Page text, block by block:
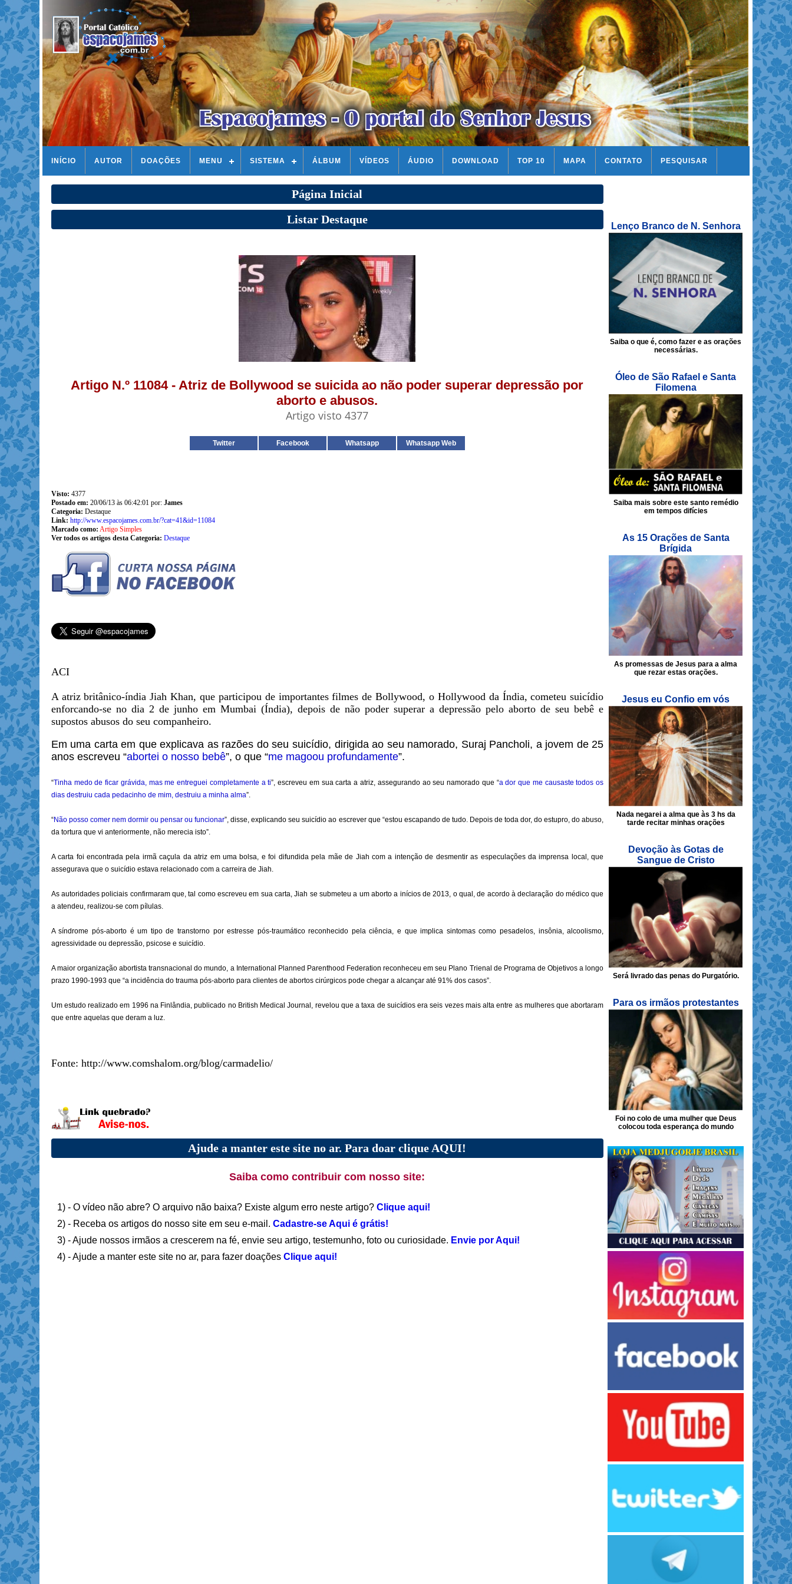
INÍCIO AUTOR DOAÇÕES MENU SISTEMA ÁLBUM VÍDEOS ÁUDIO DOWNLOAD TOP 10 MAPA CONTATO PESQUISAR
Página Inicial
Listar Destaque
Artigo N.º 11084 - Atriz de Bollywood se suicida ao não poder superar depressão por
aborto e abusos.
Artigo visto 4377
Twitter Facebook Whatsapp Whatsapp Web
Visto: 4377
Postado em: 20/06/13 às 06:42:01 por: James
Categoria: Destaque
Link: http://www.espacojames.com.br/?cat=41&id=11084
Marcado como: Artigo Simples
Ver todos os artigos desta Categoria: Destaque
ACI
A atriz britânico-índia Jiah Khan, que participou de importantes filmes de Bollywood, o Hollywood da Índia, cometeu suicídio
enforcando-se no dia 2 de junho em Mumbai (Índia), depois de não poder superar a depressão pelo aborto de seu bebê e
supostos abusos do seu companheiro.
Em uma carta em que explicava as razões do seu suicídio, dirigida ao seu namorado, Suraj Pancholi, a jovem de 25
anos escreveu “abortei o nosso bebê”, o que “me magoou profundamente”.
“Tinha medo de ficar grávida, mas me entreguei completamente a ti”, escreveu em sua carta a atriz, assegurando ao seu namorado que “a dor que me causaste todos os
dias destruiu cada pedacinho de mim, destruiu a minha alma”.
“Não posso comer nem dormir ou pensar ou funcionar”, disse, explicando seu suicídio ao escrever que “estou escapando de tudo. Depois de toda dor, do estupro, do abuso,
da tortura que vi anteriormente, não merecia isto”.
A carta foi encontrada pela irmã caçula da atriz em uma bolsa, e foi difundida pela mãe de Jiah com a intenção de desmentir as especulações da imprensa local, que
assegurava que o suicídio estava relacionado com a carreira de Jiah.
As autoridades policiais confirmaram que, tal como escreveu em sua carta, Jiah se submeteu a um aborto a inícios de 2013, o qual, de acordo à declaração do médico que
a atendeu, realizou-se com pílulas.
A síndrome pós-aborto é um tipo de transtorno por estresse pós-traumático reconhecido pela ciência, e que implica sintomas como pesadelos, insônia, alcoolismo,
agressividade ou depressão, psicose e suicídio.
A maior organização abortista transnacional do mundo, a International Planned Parenthood Federation reconheceu em seu Plano Trienal de Programa de Objetivos a longo
prazo 1990-1993 que “a incidência do trauma pós-aborto para clientes de abortos cirúrgicos pode chegar a alcançar até 91% dos casos”.
Um estudo realizado em 1996 na Finlândia, publicado no British Medical Journal, revelou que a taxa de suicídios era seis vezes mais alta entre as mulheres que abortaram
que entre aquelas que deram a luz.
Fonte: http://www.comshalom.org/blog/carmadelio/
Ajude a manter este site no ar. Para doar clique AQUI!
Saiba como contribuir com nosso site:
1) - O vídeo não abre? O arquivo não baixa? Existe algum erro neste artigo? Clique aqui!
2) - Receba os artigos do nosso site em seu e-mail. Cadastre-se Aqui é grátis!
3) - Ajude nossos irmãos a crescerem na fé, envie seu artigo, testemunho, foto ou curiosidade. Envie por Aqui!
4) - Ajude a manter este site no ar, para fazer doações Clique aqui!
Lenço Branco de N. Senhora
Saiba o que é, como fazer e as orações
necessárias.
Óleo de São Rafael e Santa
Filomena
Saiba mais sobre este santo remédio
em tempos difícies
As 15 Orações de Santa
Brígida
As promessas de Jesus para a alma
que rezar estas orações.
Jesus eu Confio em vós
Nada negarei a alma que às 3 hs da
tarde recitar minhas orações
Devoção às Gotas de
Sangue de Cristo
Será livrado das penas do Purgatório.
Para os irmãos protestantes
Foi no colo de uma mulher que Deus
colocou toda esperança do mundo